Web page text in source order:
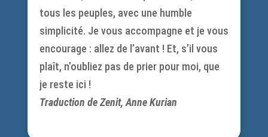
tous les peuples, avec une humble
simplicité. Je vous accompagne et je vous
encourage : allez de l’avant ! Et, s’il vous
plaît, n’oubliez pas de prier pour moi, que
je reste ici !
Traduction de Zenit, Anne Kurian